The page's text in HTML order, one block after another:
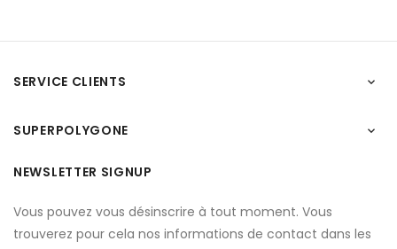
SERVICE CLIENTS 
SUPERPOLYGONE 
NEWSLETTER SIGNUP
Vous pouvez vous désinscrire à tout moment. Vous
trouverez pour cela nos informations de contact dans les